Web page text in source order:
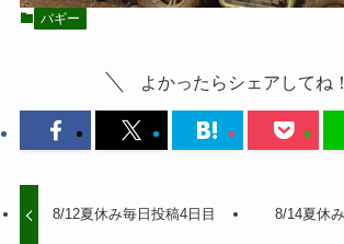
バギー
よかったらシェアしてね！
8/12夏休み毎日投稿4日目 8/14夏休